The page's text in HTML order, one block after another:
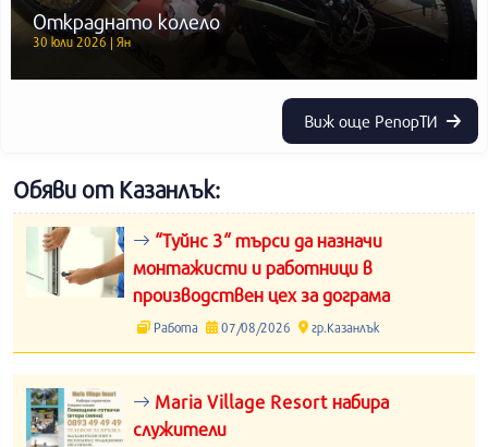
Откраднато колело
30 юли 2026 | Ян
Виж още РепорТИ
Обяви от Казанлък:
“Туйнс 3“ търси да назначи
монтажисти и работници в
производствен цех за дограма
Работа 07/08/2026 гр.Казанлък
Maria Village Resort набира
служители